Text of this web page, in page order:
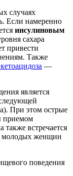
случаях
Если намеренно
инсулиновым
сахара
привести
Также
—
является
При этом острые
приемом
также встречается
молодых женщин
поведения